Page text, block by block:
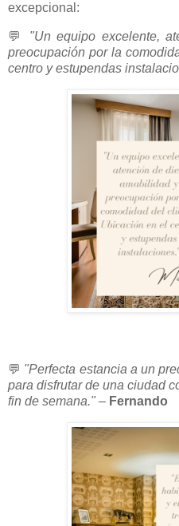
excepcional:
💬 "Un equipo excelente,
preocupación por la
centro y estupendas
💬 "Perfecta estancia a un
para disfrutar de una ciudad
fin de semana." – Fernando